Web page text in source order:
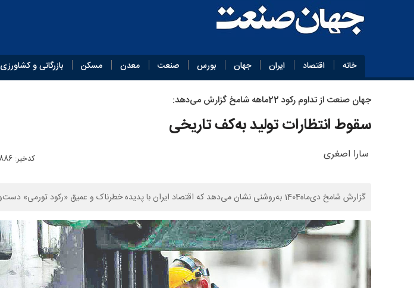
خانه اقتصاد ایران جهان بورس صنعت معدن مسکن بازرگانی و کشاورزی
جهان‌ صنعت از تداوم رکود 22‌ماهه شامخ گزارش می‌دهد:
سقوط انتظارات تولید به‌کف تاریخی
سارا اصغری کدخبر: 607886
گزارش شامخ دی‌ماه1404 به‌روشنی نشان می‌دهد که اقتصاد ایران با پدیده خطرناک و عمیق «رکود تورمی» دست‌وپنجه نرم می‌کند.